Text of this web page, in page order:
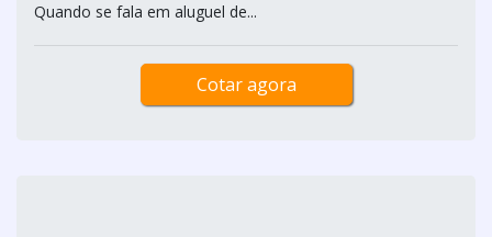
Quando se fala em aluguel de...
Cotar agora